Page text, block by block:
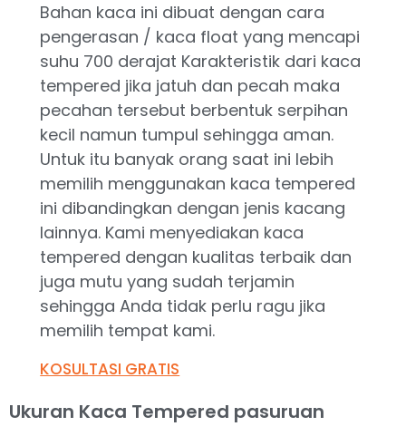
Bahan kaca ini dibuat dengan cara
pengerasan / kaca float yang mencapi
suhu 700 derajat Karakteristik dari kaca
tempered jika jatuh dan pecah maka
pecahan tersebut berbentuk serpihan
kecil namun tumpul sehingga aman.
Untuk itu banyak orang saat ini lebih
memilih menggunakan kaca tempered
ini dibandingkan dengan jenis kacang
lainnya. Kami menyediakan kaca
tempered dengan kualitas terbaik dan
juga mutu yang sudah terjamin
sehingga Anda tidak perlu ragu jika
memilih tempat kami.
KOSULTASI GRATIS
Ukuran Kaca Tempered pasuruan